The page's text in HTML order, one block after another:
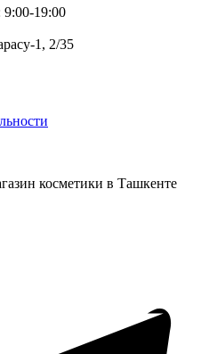
19:00
1, 2/35
косметики в Ташкенте